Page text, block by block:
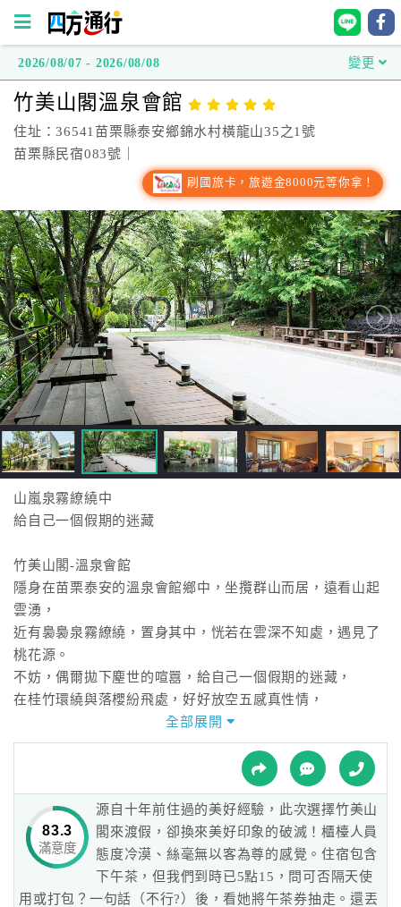
方
通
行
台
灣
訂
房
直
接
跟
飯
店
訂
房
HOT
特
色
民
宿
球
網
帶
2026/08/07 - 2026/08/08 變更
竹美山閣溫泉會館
住址：36541苗栗縣泰安鄉錦水村橫龍山35之1號
苗栗縣民宿083號｜
刷國旅卡，旅遊金8000元等你拿！
山嵐泉霧繚繞中
給自己一個假期的迷藏
竹美山閣-溫泉會館
隱身在苗栗泰安的溫泉會館鄉中，坐攬群山而居，遠看山起
雲湧，
近有裊裊泉霧繚繞，置身其中，恍若在雲深不知處，遇見了
桃花源。
不妨，偶爾拋下塵世的喧囂，給自己一個假期的迷藏，
在桂竹環繞與落櫻紛飛處，好好放空五感真性情，
找到躲藏在心靈已久的桃花源。
『和、敬、清、寂』四規是日本茶道精神。
和，是一種溫和不衝突的態度。
敬，對萬物的禮貌與敬仰。
清，清新自然，不受凡事影響。
寂，身體和內心完全的平靜下來。
我們秉持這樣的精神，坐落在山城裡，四季有桂竹、松柏、
全部展開
83.3
滿意度
源自十年前住過的美好經驗，此次選擇竹美山
閣來渡假，卻換來美好印象的破滅！櫃檯人員
態度冷漠、絲毫無以客為尊的感覺。住宿包含
下午茶，但我們到時已5點15，問可否隔天使
用或打包？一句話（不行?）後，看她將午茶券抽走。還丟